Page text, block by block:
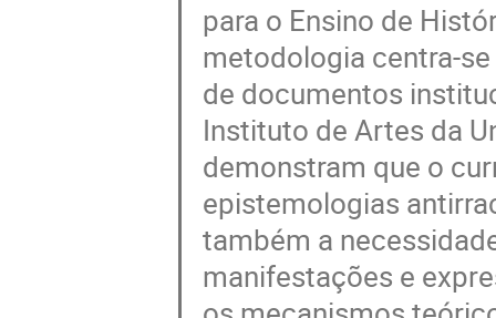
para o Ensino de
metodologia centra-
de documentos
Instituto de Artes da
demonstram que o
epistemologias
também a
manifestações e